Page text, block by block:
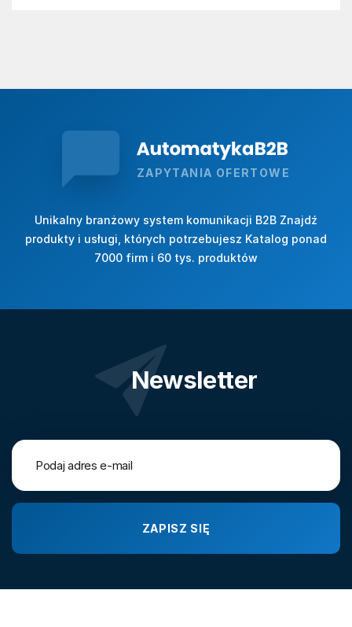
ZAPYTANIA OFERTOWE
Unikalny branżowy system komunikacji B2B Znajdź
produkty i usługi, których potrzebujesz Katalog ponad
7000 firm i 60 tys. produktów
Newsletter